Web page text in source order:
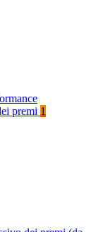
premi 1